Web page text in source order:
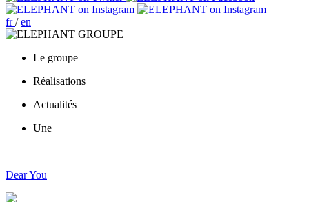
fr/ en
Le groupe
Réalisations
Actualités
Une
Dear You